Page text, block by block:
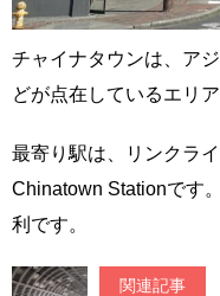
チャイナタウンは、ア
どが点在しているエリア
最寄り駅は、リンクラ
Chinatown Stationです
利です。
関連記事